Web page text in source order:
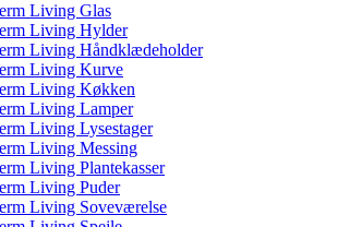
Living Glas
Living Hylder
Living Håndklædeholder
Living Kurve
Living Køkken
Living Lamper
Living Lysestager
Living Messing
Living Plantekasser
Living Puder
Living Soveværelse